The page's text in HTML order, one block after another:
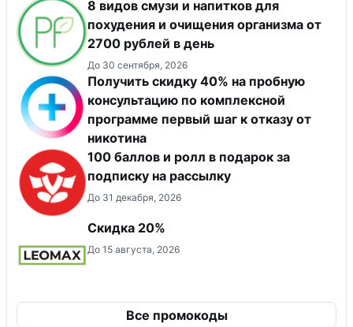
8 видов смузи и напитков для
похудения и очищения организма от
2700 рублей в день
До 30 сентября, 2026
Получить скидку 40% на пробную
консультацию по комплексной
программе первый шаг к отказу от
никотина
100 баллов и ролл в подарок за
подписку на рассылку
До 31 декабря, 2026
Скидка 20%
До 15 августа, 2026
Все промокоды